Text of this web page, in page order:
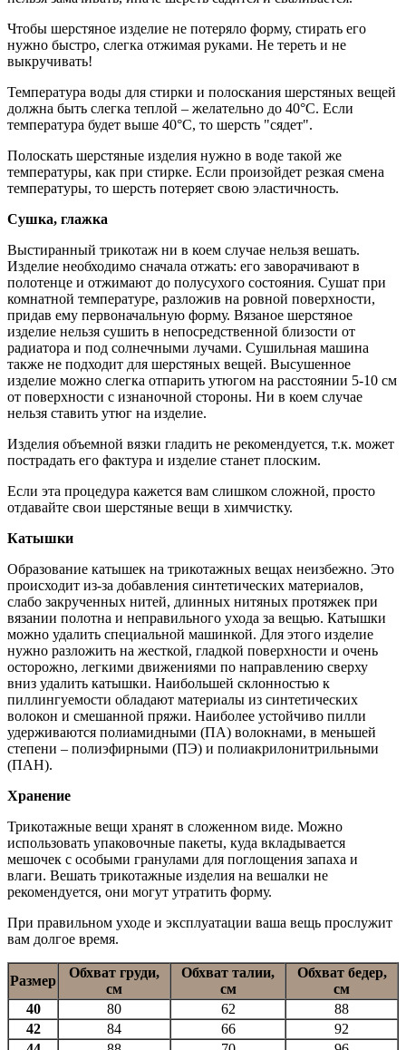
Чтобы шерстяное изделие не потеряло форму, стирать его
нужно быстро, слегка отжимая руками. Не тереть и не
выкручивать!
Температура воды для стирки и полоскания шерстяных вещей
должна быть слегка теплой – желательно до 40°С. Если
температура будет выше 40°С, то шерсть "сядет".
Полоскать шерстяные изделия нужно в воде такой же
температуры, как при стирке. Если произойдет резкая смена
температуры, то шерсть потеряет свою эластичность.
Сушка, глажка
Выстиранный трикотаж ни в коем случае нельзя вешать.
Изделие необходимо сначала отжать: его заворачивают в
полотенце и отжимают до полусухого состояния. Сушат при
комнатной температуре, разложив на ровной поверхности,
придав ему первоначальную форму. Вязаное шерстяное
изделие нельзя сушить в непосредственной близости от
радиатора и под солнечными лучами. Сушильная машина
также не подходит для шерстяных вещей. Высушенное
изделие можно слегка отпарить утюгом на расстоянии 5-10 см
от поверхности с изнаночной стороны. Ни в коем случае
нельзя ставить утюг на изделие.
Изделия объемной вязки гладить не рекомендуется, т.к. может
пострадать его фактура и изделие станет плоским.
Если эта процедура кажется вам слишком сложной, просто
отдавайте свои шерстяные вещи в химчистку.
Катышки
Образование катышек на трикотажных вещах неизбежно. Это
происходит из-за добавления синтетических материалов,
слабо закрученных нитей, длинных нитяных протяжек при
вязании полотна и неправильного ухода за вещью. Катышки
можно удалить специальной машинкой. Для этого изделие
нужно разложить на жесткой, гладкой поверхности и очень
осторожно, легкими движениями по направлению сверху
вниз удалить катышки. Наибольшей склонностью к
пиллингуемости обладают материалы из синтетических
волокон и смешанной пряжи. Наиболее устойчиво пилли
удерживаются полиамидными (ПА) волокнами, в меньшей
степени – полиэфирными (ПЭ) и полиакрилонитрильными
(ПАН).
Хранение
Трикотажные вещи хранят в сложенном виде. Можно
использовать упаковочные пакеты, куда вкладывается
мешочек с особыми гранулами для поглощения запаха и
влаги. Вешать трикотажные изделия на вешалки не
рекомендуется, они могут утратить форму.
При правильном уходе и эксплуатации ваша вещь прослужит
вам долгое время.
Размер
Обхват груди,
см
Обхват талии,
см
Обхват бедер,
см
40
80 62
88
42
84 66
92